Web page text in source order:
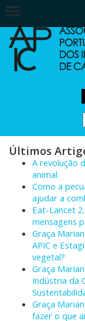
Últimos
A revolução
animal
Como a
ajudar a
Eat-Lancet
mensagens
Graça
APIC e
vegetal?
Graça
Indústria da
Graça
fazer o que